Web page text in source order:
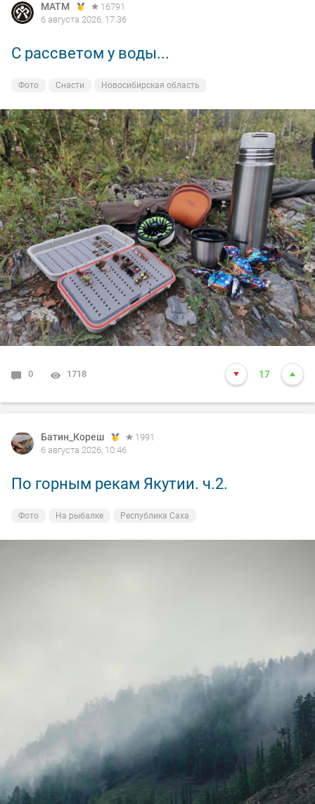
MATM
16791
6 августа 2026, 17:36
С рассветом у воды...
Фото Снасти Новосибирская область
0 1718 17
Батин_Кореш
1991
6 августа 2026, 10:46
По горным рекам Якутии. ч.2.
Фото На рыбалке Республика Саха